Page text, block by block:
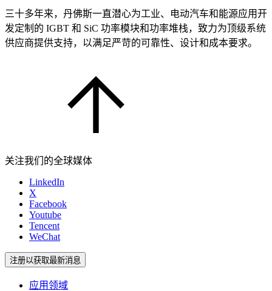
三十多年来，丹佛斯一直潜心为工业、电动汽车和能源应用开
发定制的 IGBT 和 SiC 功率模块和功率堆栈，致力为顶级系统
供应商提供支持，以满足严苛的可靠性、设计和成本要求。
关注我们的全球媒体
LinkedIn
X
Facebook
Youtube
Tencent
WeChat
注册以获取最新消息
应用领域